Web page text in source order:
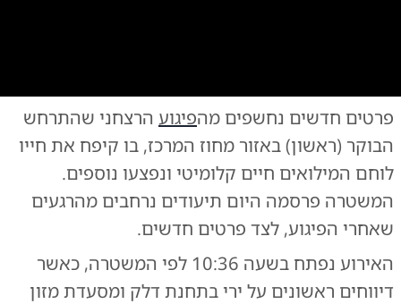
הדקות והשעות שאחרי הפיגוע |צילום:צילום: דוברות המשטרה פרטים חדשים נחשפים מהפיגוע הרצחני שהתרחש
הבוקר (ראשון) באזור מחוז המרכז, בו קיפח את חייו
לוחם המילואים חיים קלומיטי ונפצעו נוספים.
המשטרה פרסמה היום תיעודים נרחבים מהרגעים
שאחרי הפיגוע, לצד פרטים חדשים.
האירוע נפתח בשעה 10:36 לפי המשטרה, כאשר
דיווחים ראשונים על ירי בתחנת דלק ומסעדת מזון